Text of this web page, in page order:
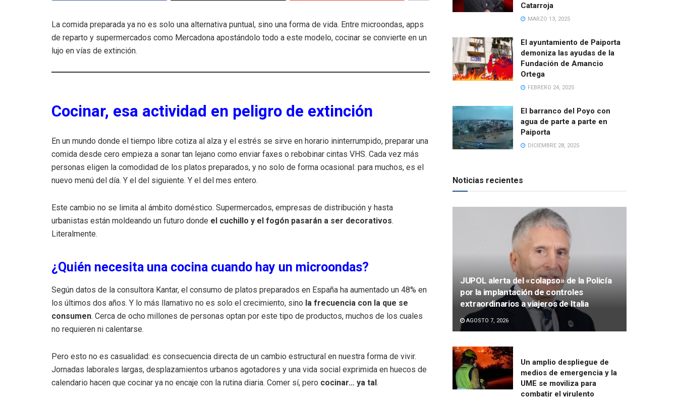
La comida preparada ya no es solo una alternativa puntual, sino una forma de vida. Entre microondas, apps
de reparto y supermercados como Mercadona apostándolo todo a este modelo, cocinar se convierte en un
lujo en vías de extinción.
Cocinar, esa actividad en peligro de extinción
En un mundo donde el tiempo libre cotiza al alza y el estrés se sirve en horario ininterrumpido, preparar una
comida desde cero empieza a sonar tan lejano como enviar faxes o rebobinar cintas VHS. Cada vez más
personas eligen la comodidad de los platos preparados, y no solo de forma ocasional: para muchos, es el
nuevo menú del día. Y el del siguiente. Y el del mes entero.
Este cambio no se limita al ámbito doméstico. Supermercados, empresas de distribución y hasta
urbanistas están moldeando un futuro donde el cuchillo y el fogón pasarán a ser decorativos.
Literalmente.
¿Quién necesita una cocina cuando hay un microondas?
Según datos de la consultora Kantar, el consumo de platos preparados en España ha aumentado un 48% en
los últimos dos años. Y lo más llamativo no es solo el crecimiento, sino la frecuencia con la que se
consumen. Cerca de ocho millones de personas optan por este tipo de productos, muchos de los cuales
no requieren ni calentarse.
Pero esto no es casualidad: es consecuencia directa de un cambio estructural en nuestra forma de vivir.
Jornadas laborales largas, desplazamientos urbanos agotadores y una vida social exprimida en huecos de
calendario hacen que cocinar ya no encaje con la rutina diaria. Comer sí, pero cocinar… ya tal.
Catarroja
MARZO 13, 2025
El ayuntamiento de Paiporta
demoniza las ayudas de la
Fundación de Amancio
Ortega
FEBRERO 24, 2025
El barranco del Poyo con
agua de parte a parte en
Paiporta
DICIEMBRE 28, 2025
Noticias recientes
JUPOL alerta del «colapso» de la Policía
por la implantación de controles
extraordinarios a viajeros de Italia
AGOSTO 7, 2026
Un amplio despliegue de
medios de emergencia y la
UME se moviliza para
combatir el virulento